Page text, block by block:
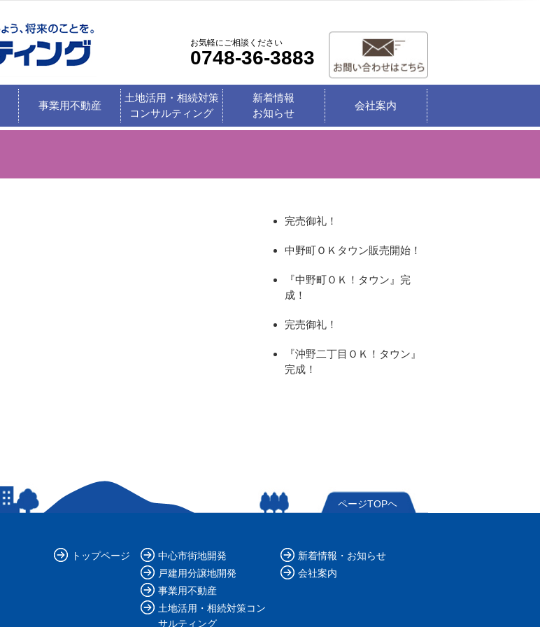
お気軽にご相談ください
0748-36-3883
事業用不動産
土地活用・相続対策
コンサルティング
新着情報
お知らせ
会社案内
完売御礼！
中野町ＯＫタウン販売開始！
『中野町ＯＫ！タウン』完
成！
完売御礼！
『沖野二丁目ＯＫ！タウン』
完成！
ページTOPヘ
トップページ
中心市街地開発
戸建用分譲地開発
事業用不動産
土地活用・相続対策コン
サルティング
新着情報・お知らせ
会社案内